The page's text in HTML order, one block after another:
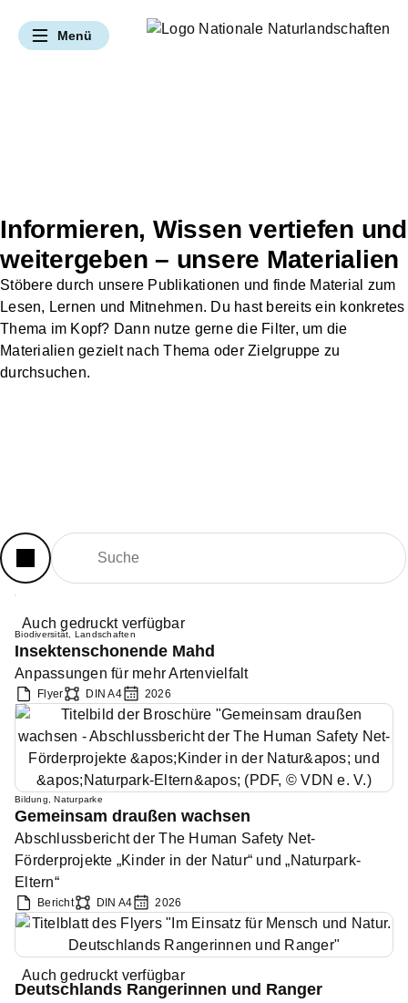
Navigation überspringen
Menü
Vielfalt bewahren
Umwelt verstehen
Zukunft gestalten
Partnernetzwerk
Informieren, Wissen vertiefen und
weitergeben – unsere Materialien
Stöbere durch unsere Publikationen und finde Material zum
Lesen, Lernen und Mitnehmen. Du hast bereits ein konkretes
Thema im Kopf? Dann nutze gerne die Filter, um die
Materialien gezielt nach Thema oder Zielgruppe zu
durchsuchen.
Auch gedruckt verfügbar
Biodiversität, Landschaften
Insektenschonende Mahd
Anpassungen für mehr Artenvielfalt
Flyer DIN A4 2026
Bildung, Naturparke
Gemeinsam draußen wachsen
Abschlussbericht der The Human Safety Net-
Förderprojekte „Kinder in der Natur“ und „Naturpark-
Eltern“
Bericht DIN A4 2026
Auch gedruckt verfügbar
Deutschlands Rangerinnen und Ranger